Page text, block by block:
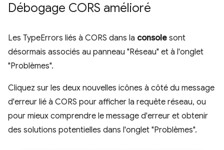
Débogage CORS amélioré
Les TypeErrors liés à CORS dans la console sont
désormais associés au panneau "Réseau" et à l'onglet
"Problèmes".
Cliquez sur les deux nouvelles icônes à côté du message
d'erreur lié à CORS pour afficher la requête réseau, ou
pour mieux comprendre le message d'erreur et obtenir
des solutions potentielles dans l'onglet "Problèmes".